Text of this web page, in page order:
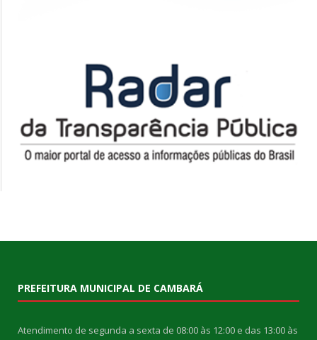
PREFEITURA MUNICIPAL DE CAMBARÁ
Atendimento de segunda a sexta de 08:00 às 12:00 e das 13:00 às